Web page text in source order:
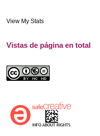
View My Stats
Vistas de página en total